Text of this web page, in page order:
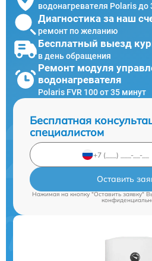
водонагревателя Polaris до
Диагностика за наш
ремонт по желанию
Бесплатный выезд
в день обращения
Ремонт модуля
водонагревателя
Polaris FVR 100 от 35 минут
Бесплатная
специалистом
Оставить
Нажимая на кнопку "Оставить заявку"